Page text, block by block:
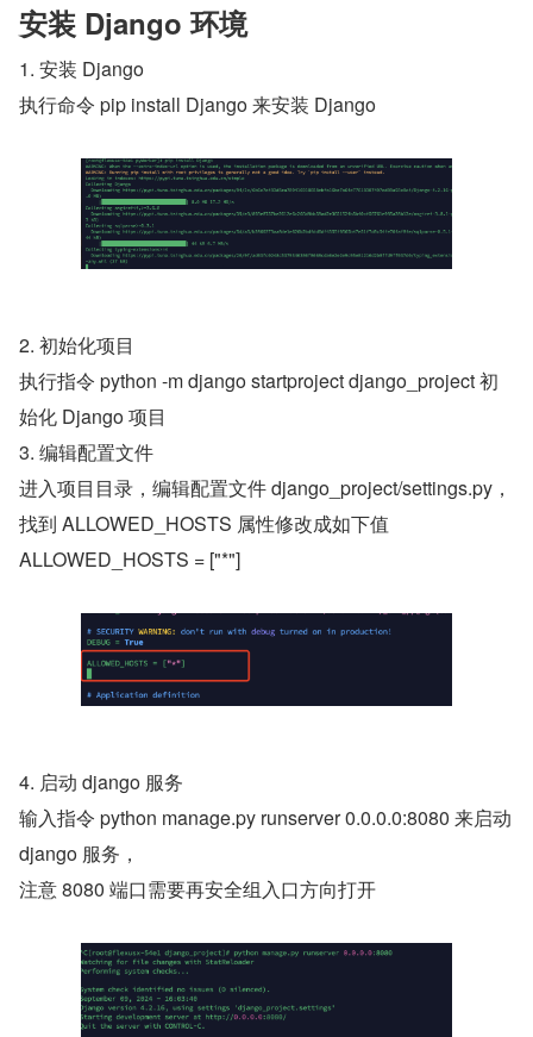
安装 Django 环境
1. 安装 Django
执行命令 pip install Django 来安装 Django
2. 初始化项目
执行指令 python -m django startproject django_project 初
始化 Django 项目
3. 编辑配置文件
进入项目目录，编辑配置文件 django_project/settings.py，
找到 ALLOWED_HOSTS 属性修改成如下值
ALLOWED_HOSTS = ["*"]
4. 启动 django 服务
输入指令 python manage.py runserver 0.0.0.0:8080 来启动
django 服务，
注意 8080 端口需要再安全组入口方向打开